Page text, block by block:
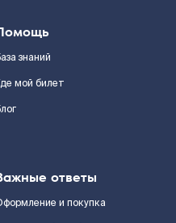
знаний
мой билет
ответы
и покупка